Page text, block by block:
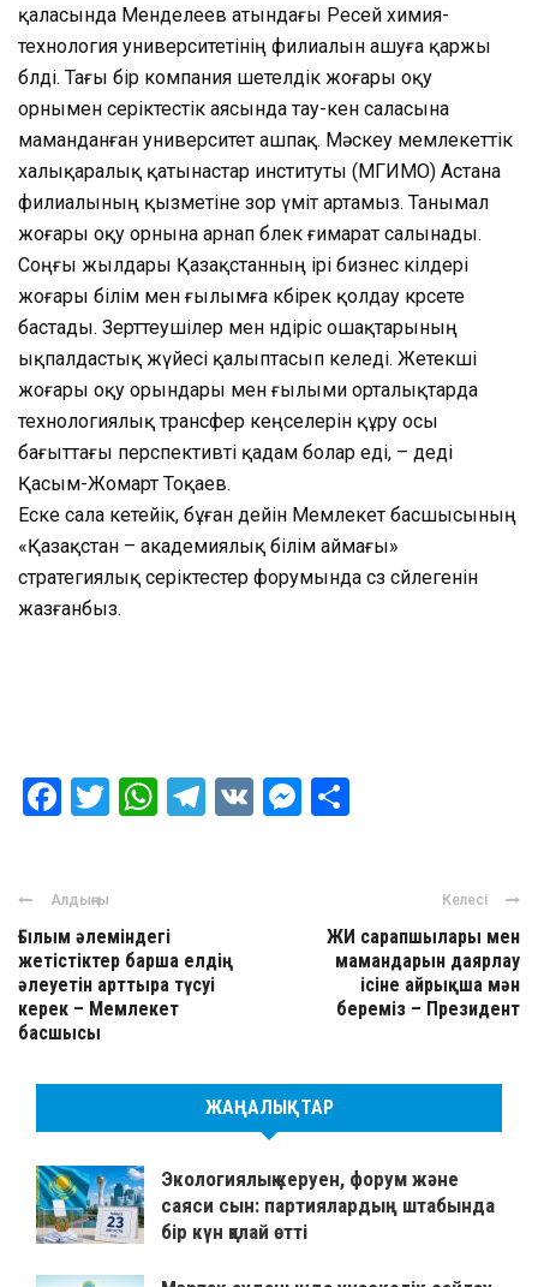
қаласында Менделеев атындағы Ресей химия-
технология университетінің филиалын ашуға қаржы
бөлді. Тағы бір компания шетелдік жоғары оқу
орнымен серіктестік аясында тау-кен саласына
маманданған университет ашпақ. Мәскеу мемлекеттік
халықаралық қатынастар институты (МГИМО) Астана
филиалының қызметіне зор үміт артамыз. Танымал
жоғары оқу орнына арнап бөлек ғимарат салынады.
Соңғы жылдары Қазақстанның ірі бизнес өкілдері
жоғары білім мен ғылымға көбірек қолдау көрсете
бастады. Зерттеушілер мен өндіріс ошақтарының
ықпалдастық жүйесі қалыптасып келеді. Жетекші
жоғары оқу орындары мен ғылыми орталықтарда
технологиялық трансфер кеңселерін құру осы
бағыттағы перспективті қадам болар еді, – деді
Қасым-Жомарт Тоқаев.
Еске сала кетейік, бұған дейін Мемлекет басшысының
«Қазақстан – академиялық білім аймағы»
стратегиялық серіктестер форумында сөз сөйлегенін
жазғанбыз.
Facebook
Twitter
WhatsApp
Telegram
VK Messenger
Алдыңғы
Ғылым әлеміндегі
жетістіктер барша елдің
әлеуетін арттыра түсуі
керек – Мемлекет
басшысы
Келесі
ЖИ сарапшылары мен
мамандарын даярлау
ісіне айрықша мән
береміз – Президент
ЖАҢАЛЫҚТАР
Экологиялық керуен, форум және
саяси сын: партиялардың штабында
бір күн қалай өтті